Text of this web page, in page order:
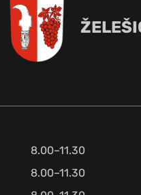
8.00–11.30
8.00–11.30